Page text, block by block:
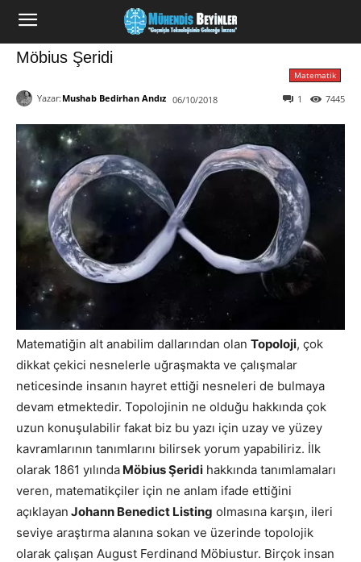
Möbius Şeridi
Matematik
Yazar: Mushab Bedirhan Andız 06/10/2018 7445
1
Matematiğin alt anabilim dallarından olan Topoloji, çok
dikkat çekici nesnelerle uğraşmakta ve çalışmalar
neticesinde insanın hayret ettiği nesneleri de bulmaya
devam etmektedir. Topolojinin ne olduğu hakkında çok
uzun konuşulabilir fakat biz bu yazı için uzay ve yüzey
kavramlarının tanımlarını bilirsek yorum yapabiliriz. İlk
olarak 1861 yılında Möbius Şeridi hakkında tanımlamaları
veren, matematikçiler için ne anlam ifade ettiğini
açıklayan Johann Benedict Listing olmasına karşın, ileri
seviye araştırma alanına sokan ve üzerinde topolojik
olarak çalışan August Ferdinand Möbiustur. Birçok insan